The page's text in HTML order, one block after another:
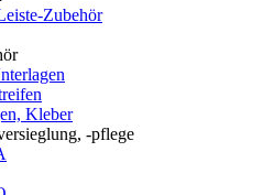
Zubehör
Kleber
-pflege